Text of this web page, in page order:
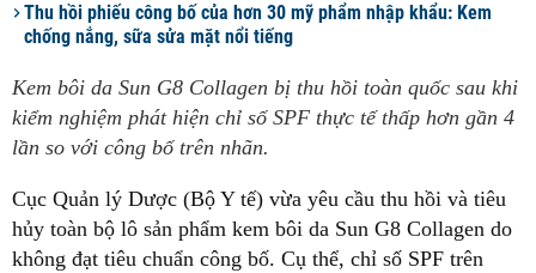
Thu hồi phiếu công bố của hơn 30 mỹ phẩm nhập khẩu: Kem
chống nắng, sữa sửa mặt nổi tiếng
Kem bôi da Sun G8 Collagen bị thu hồi toàn quốc sau khi
kiểm nghiệm phát hiện chỉ số SPF thực tế thấp hơn gần 4
lần so với công bố trên nhãn.
Cục Quản lý Dược (Bộ Y tế) vừa yêu cầu thu hồi và tiêu
hủy toàn bộ lô sản phẩm kem bôi da Sun G8 Collagen do
không đạt tiêu chuẩn công bố. Cụ thể, chỉ số SPF trên